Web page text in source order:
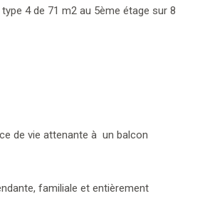
4 de 71 m2 au 5ème étage sur 8
de vie attenante à un balcon
familiale et entièrement